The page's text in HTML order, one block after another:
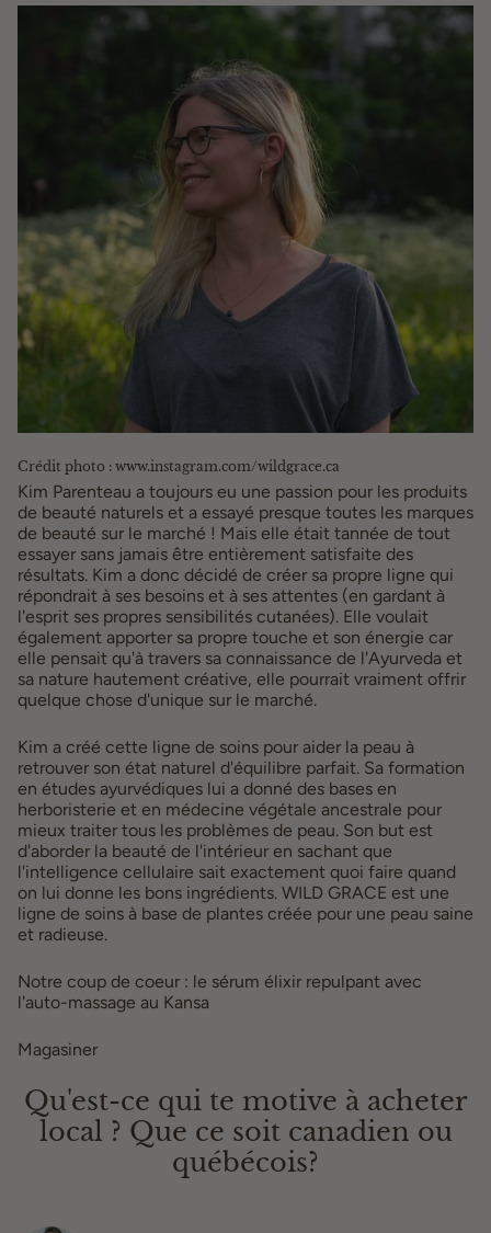
Crédit photo : www.instagram.com/wildgrace.ca
Kim Parenteau a toujours eu une passion pour les produits
de beauté naturels et a essayé presque toutes les marques
de beauté sur le marché ! Mais elle était tannée de tout
essayer sans jamais être entièrement satisfaite des
résultats. Kim a donc décidé de créer sa propre ligne qui
répondrait à ses besoins et à ses attentes (en gardant à
l'esprit ses propres sensibilités cutanées). Elle voulait
également apporter sa propre touche et son énergie car
elle pensait qu'à travers sa connaissance de l'Ayurveda et
sa nature hautement créative, elle pourrait vraiment offrir
quelque chose d'unique sur le marché.
Kim a créé cette ligne de soins pour aider la peau à
retrouver son état naturel d'équilibre parfait. Sa formation
en études ayurvédiques lui a donné des bases en
herboristerie et en médecine végétale ancestrale pour
mieux traiter tous les problèmes de peau. Son but est
d'aborder la beauté de l'intérieur en sachant que
l'intelligence cellulaire sait exactement quoi faire quand
on lui donne les bons ingrédients. WILD GRACE est une
ligne de soins à base de plantes créée pour une peau saine
et radieuse.
Notre coup de coeur : le sérum élixir repulpant avec
l'auto-massage au Kansa
Magasiner
Qu'est-ce qui te motive à acheter
local ? Que ce soit canadien ou
québécois?